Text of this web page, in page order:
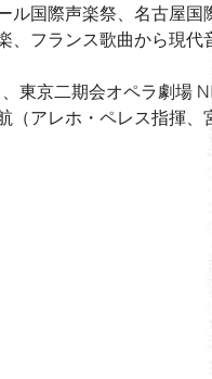
ル国際声楽祭、名古屋国
、フランス歌曲から現
東京二期会オペラ劇場
（アレホ・ペレス指揮、